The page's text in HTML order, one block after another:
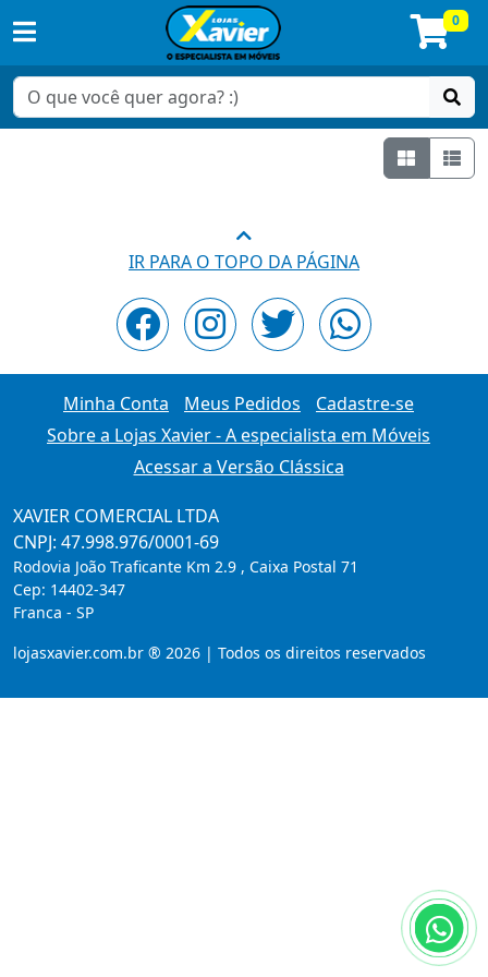
0
Grade
IR PARA O TOPO DA PÁGINA
Minha Conta Meus Pedidos
Cadastre-se
Sobre a Lojas Xavier - A especialista em Móveis
Acessar a Versão Clássica
XAVIER COMERCIAL LTDA
CNPJ: 47.998.976/0001-69
Rodovia João Traficante Km 2.9 , Caixa Postal 71
Cep: 14402-347
Franca - SP
lojasxavier.com.br ® 2026 | Todos os direitos reservados